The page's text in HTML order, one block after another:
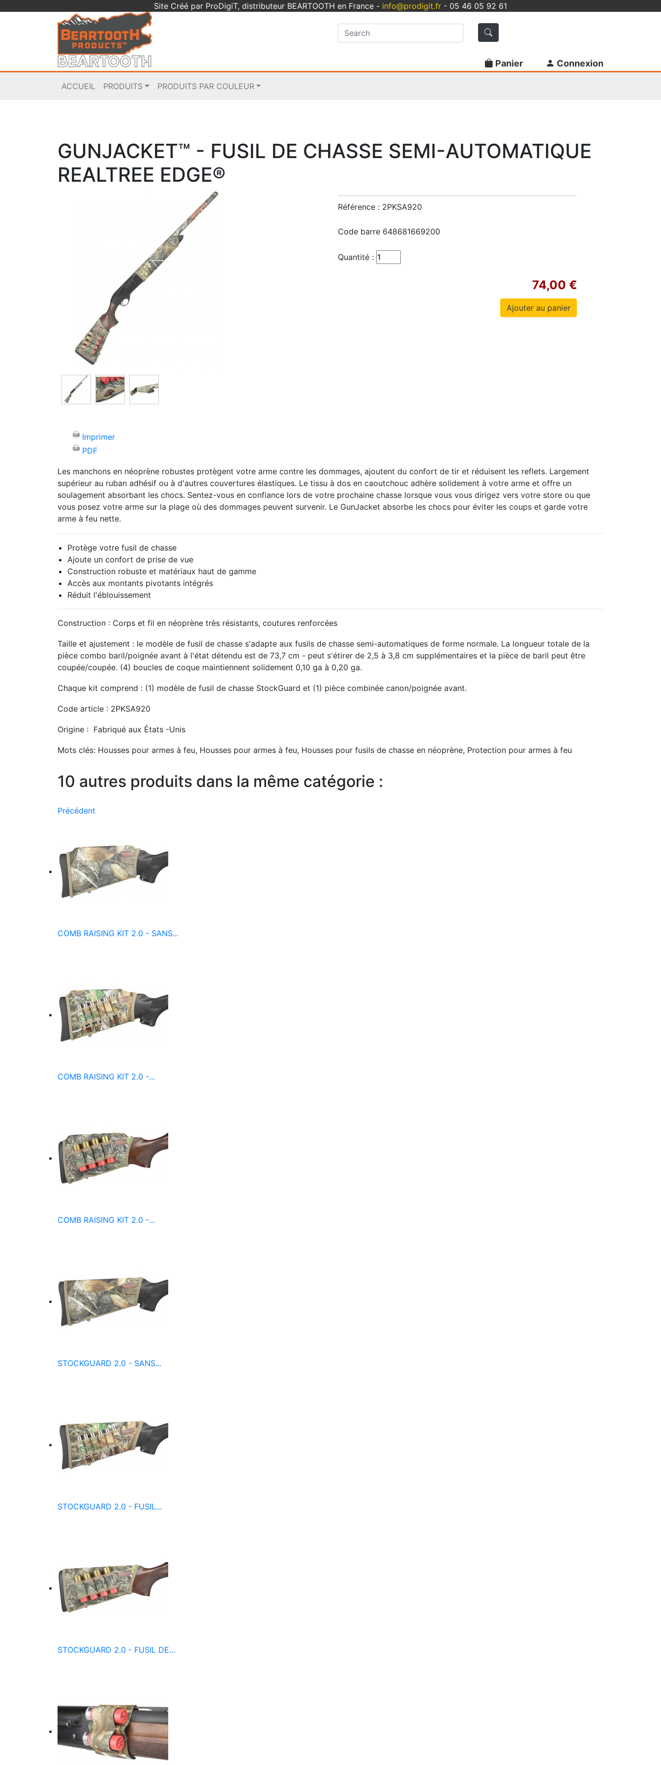
Site Créé par ProDigiT, distributeur BEARTOOTH en France - info@prodigit.fr - 05 46 05 92 61
Panier Connexion
ACCUEIL PRODUITS PRODUITS PAR COULEUR
GUNJACKET™ - FUSIL DE CHASSE SEMI-AUTOMATIQUE
REALTREE EDGE®
Imprimer
PDF
Référence : 2PKSA920
Code barre 648681669200
Quantité :
74,00 €
Les manchons en néoprène robustes protègent votre arme contre les dommages, ajoutent du confort de tir et réduisent les reflets. Largement
supérieur au ruban adhésif ou à d'autres couvertures élastiques. Le tissu à dos en caoutchouc adhère solidement à votre arme et offre un
soulagement absorbant les chocs. Sentez-vous en confiance lors de votre prochaine chasse lorsque vous vous dirigez vers votre store ou que
vous posez votre arme sur la plage où des dommages peuvent survenir. Le GunJacket absorbe les chocs pour éviter les coups et garde votre
arme à feu nette.
Protège votre fusil de chasse
Ajoute un confort de prise de vue
Construction robuste et matériaux haut de gamme
Accès aux montants pivotants intégrés
Réduit l'éblouissement
Construction : Corps et fil en néoprène très résistants, coutures renforcées
Taille et ajustement : le modèle de fusil de chasse s'adapte aux fusils de chasse semi-automatiques de forme normale. La longueur totale de la
pièce combo baril/poignée avant à l'état détendu est de 73,7 cm - peut s'étirer de 2,5 à 3,8 cm supplémentaires et la pièce de baril peut être
coupée/coupée. (4) boucles de coque maintiennent solidement 0,10 ga à 0,20 ga.
Chaque kit comprend : (1) modèle de fusil de chasse StockGuard et (1) pièce combinée canon/poignée avant.
Code article : 2PKSA920
Origine : Fabriqué aux États -Unis
Mots clés: Housses pour armes à feu, Housses pour armes à feu, Housses pour fusils de chasse en néoprène, Protection pour armes à feu
10 autres produits dans la même catégorie :
Précédent
COMB RAISING KIT 2.0 - SANS...
COMB RAISING KIT 2.0 -...
COMB RAISING KIT 2.0 -...
STOCKGUARD 2.0 - SANS...
STOCKGUARD 2.0 - FUSIL...
STOCKGUARD 2.0 - FUSIL DE...